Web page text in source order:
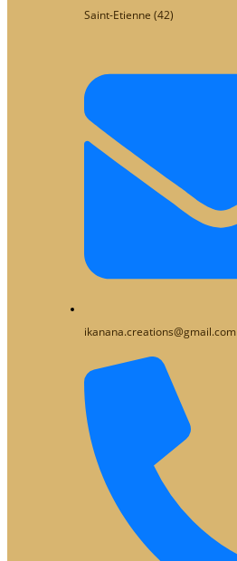
Saint-Etienne (42)
ikanana.creations@gmail.com